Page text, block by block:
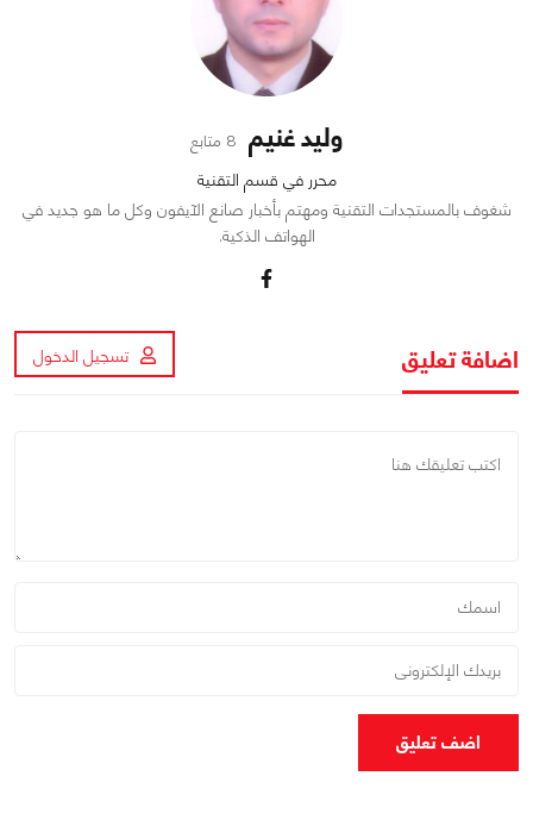
وليد غنيم 8 متابع
محرر في قسم التقنية
شغوف بالمستجدات التقنية ومهتم بأخبار صانع الآيفون وكل ما هو جديد في
الهواتف الذكية.
اضافة تعليق تسجيل الدخول
اضف تعليق